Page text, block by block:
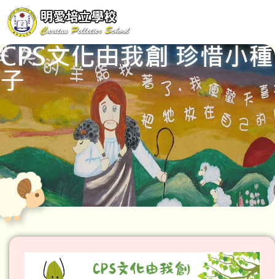
CPS文化由我創 珍惜小種
子